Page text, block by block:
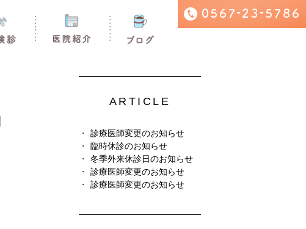
ARTICLE
診療医師変更のお知らせ
臨時休診のお知らせ
冬季外来休診日のお知らせ
診療医師変更のお知らせ
診療医師変更のお知らせ